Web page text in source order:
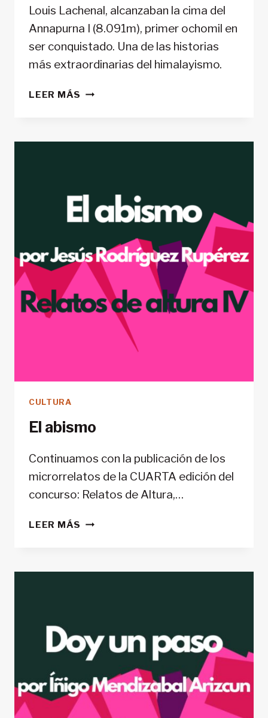
Louis Lachenal, alcanzaban la cima del
Annapurna I (8.091m), primer ochomil en
ser conquistado. Una de las historias
más extraordinarias del himalayismo.
LEER MÁS 75
CULTURA
El abismo
Continuamos con la publicación de los
microrrelatos de la CUARTA edición del
concurso: Relatos de Altura,…
LEER MÁS EL